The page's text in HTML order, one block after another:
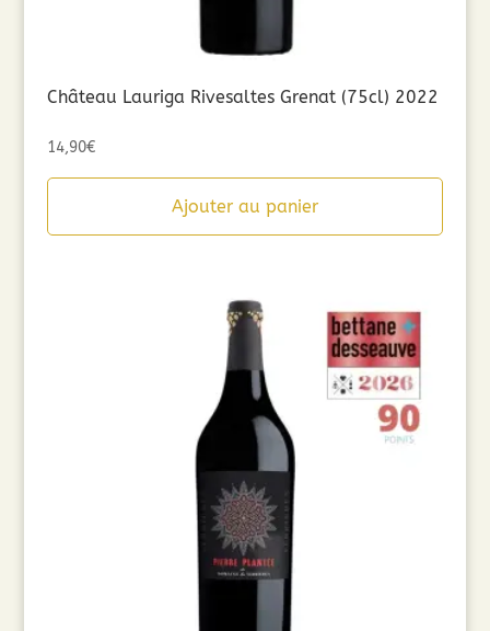
Château Lauriga Rivesaltes Grenat (75cl) 2022
14,90€
Ajouter au panier